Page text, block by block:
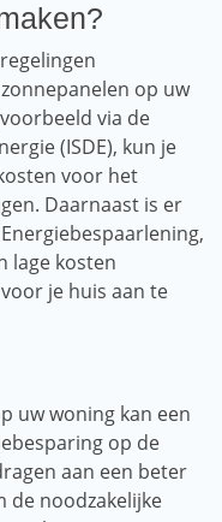
op uw
via de
(ISDE), kun je
voor het
Daarnaast is er
lage kosten
je huis aan te
uw woning kan een
op de
aan een beter
de noodzakelijke